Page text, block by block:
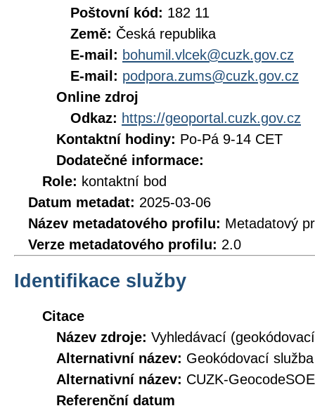
Poštovní kód: 182 11
Země: Česká republika
E-mail: bohumil.vlcek@cuzk.gov.cz
E-mail: podpora.zums@cuzk.gov.cz
Online zdroj
Odkaz: https://geoportal.cuzk.gov.cz
Kontaktní hodiny: Po-Pá 9-14 CET
Dodatečné informace:
Role: kontaktní bod
Datum metadat: 2025-03-06
Název metadatového profilu: Metadatový
Verze metadatového profilu: 2.0
Identifikace služby
Citace
Název zdroje: Vyhledávací
Alternativní název: Geokódovací
Alternativní název: CUZK-GeocodeSOE
Referenční datum